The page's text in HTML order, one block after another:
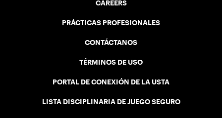
CAREERS
PRÁCTICAS PROFESIONALES
CONTÁCTANOS
TÉRMINOS DE USO
PORTAL DE CONEXIÓN DE LA USTA
LISTA DISCIPLINARIA DE JUEGO SEGURO